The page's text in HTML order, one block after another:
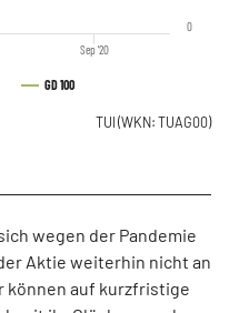
GD 100
Sep '20
0
TUI (WKN: TUAG00)
wegen der Pandemie
Aktie weiterhin nicht an
können auf kurzfristige